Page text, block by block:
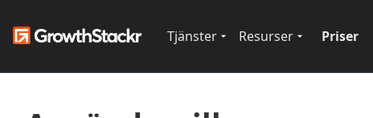
Tjänster Resurser Priser